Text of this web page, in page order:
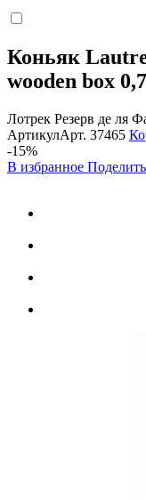
Коньяк
wooden box
Лотрек Резерв де ля
АртикулАрт. 37465
-15%
В избранное